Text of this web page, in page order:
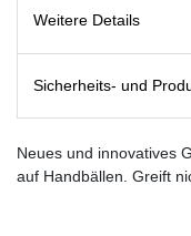
Weitere Details
Sicherheits- und
Neues und innovatives
auf Handbällen. Greift